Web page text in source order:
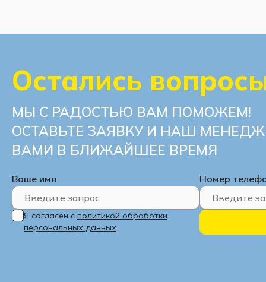
Остались
МЫ С РАДОСТЬЮ ВАМ ПОМОЖЕМ!
ОСТАВЬТЕ ЗАЯВКУ И НАШ
ВАМИ В БЛИЖАЙШЕЕ ВРЕМЯ
Ваше имя Номер
Я согласен с политикой обработки
персональных данных